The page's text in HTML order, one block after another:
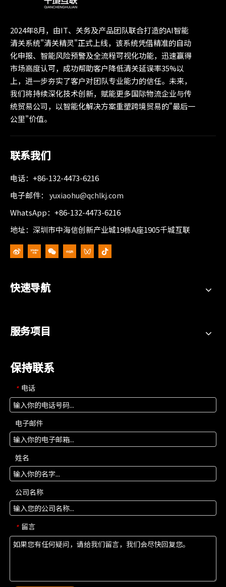
2024年8月，由IT、关务及产品团队联合打造的AI智能
清关系统"清关精灵"正式上线，该系统凭借精准的自动
化申报、智能风险预警及全流程可视化功能，迅速赢得
市场高度认可，成功帮助客户降低清关延误率35%以
上，进一步夯实了客户对团队专业能力的信任。未来，
我们将持续深化技术创新，赋能更多国际物流企业与传
统贸易公司，以智能化解决方案重塑跨境贸易的"最后一
公里"价值。
联系我们
电话：+86-132-4473-6216
电子邮件： yuxiaohu@qchlkj.com
WhatsApp：+86-132-4473-6216
地址：深圳市中海信创新产业城19栋A座1905千城互联
快速导航
服务项目
保持联系
* 电话
电子邮件
姓名
公司名称
* 留言